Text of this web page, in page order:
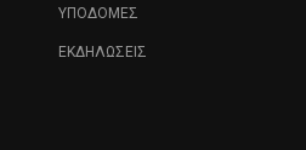
ΥΠΟΔΟΜΈΣ
ΕΚΔΗΛΏΣΕΙΣ